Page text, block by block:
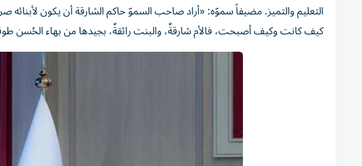
التعليم والتميز. مضيفاً سموّه: «أراد صاحب السموّ حاكم الشارقة أن يكون
كيف كانت وكيف أصبحت، فالأم شارقةٌ، والبنت رائقةٌ، بجيدها من بهاء الحُسن